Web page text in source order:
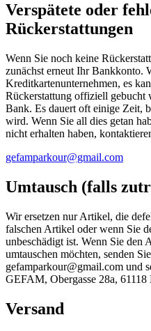
Verspätete oder
Rückerstattungen
Wenn Sie noch keine
zunächst erneut Ihr Bankkonto.
Kreditkartenunternehmen, es
Rückerstattung offiziell gebucht
Bank. Es dauert oft einige Zeit,
wird. Wenn Sie all dies getan
nicht erhalten haben,
gefamparkour@gmail.com
Umtausch (falls
Wir ersetzen nur Artikel, die
falschen Artikel oder wenn Sie
unbeschädigt ist. Wenn Sie den
umtauschen möchten, senden
gefamparkour@gmail.com und
GEFAM, Obergasse 28a,
Versand